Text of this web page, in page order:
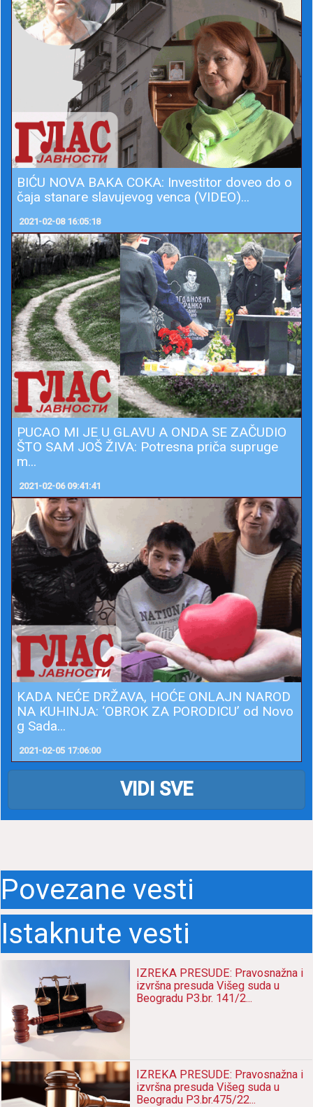
BIĆU NOVA BAKA COKA: Investitor doveo do o
čaja stanare slavujevog venca (VIDEO)...
2021-02-08 16:05:18
PUCAO MI JE U GLAVU A ONDA SE ZAČUDIO
ŠTO SAM JOŠ ŽIVA: Potresna priča supruge
m...
2021-02-06 09:41:41
KADA NEĆE DRŽAVA, HOĆE ONLAJN NAROD
NA KUHINJA: ‘OBROK ZA PORODICU’ od Novo
g Sada...
2021-02-05 17:06:00
VIDI SVE
Povezane vesti
Istaknute vesti
IZREKA PRESUDE: Pravosnažna i
izvršna presuda Višeg suda u
Beogradu P3.br. 141/2...
IZREKA PRESUDE: Pravosnažna i
izvršna presuda Višeg suda u
Beogradu P3.br.475/22...